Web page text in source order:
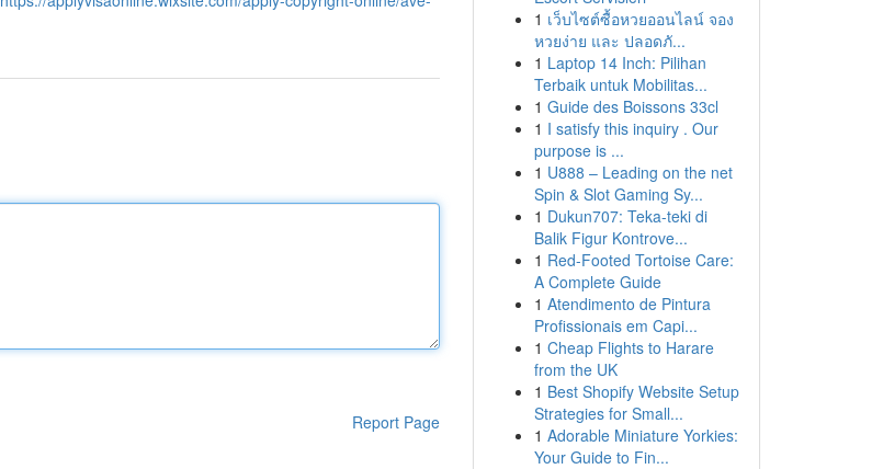
Report Page
1 เว็บไซต์ซื้อหวยออนไลน์ จอง
หวยง่าย และ ปลอดภั...
1 Laptop 14 Inch: Pilihan
Terbaik untuk Mobilitas...
1 Guide des Boissons 33cl
1 I satisfy this inquiry . Our
purpose is ...
1 U888 – Leading on the net
Spin & Slot Gaming Sy...
1 Dukun707: Teka-teki di
Balik Figur Kontrove...
1 Red-Footed Tortoise Care:
A Complete Guide
1 Atendimento de Pintura
Profissionais em Capi...
1 Cheap Flights to Harare
from the UK
1 Best Shopify Website Setup
Strategies for Small...
1 Adorable Miniature Yorkies:
Your Guide to Fin...